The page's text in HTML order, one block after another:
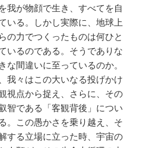
我が物顔で生き、すべてを自
いる。しかし実際に、地球上
の力でつくったものは何ひと
いるのである。そうでありな
な間違いに至っているのか。
我々はこの大いなる投げかけ
視点から捉え、さらに、その
智である「客観背後」につい
。この愚かさを乗り越え、そ
する立場に立った時、宇宙の